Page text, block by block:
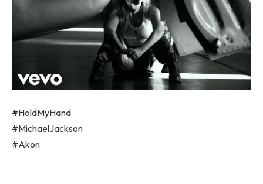
#HoldMyHand
#MichaelJackson
#Akon